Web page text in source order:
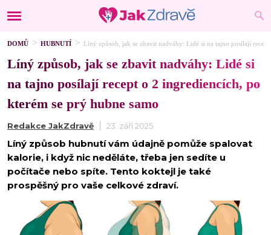
DOMŮ HUBNUTÍ Líný způsob, jak se zbavit nadváhy: Lidé si na tajno posílají
Líný způsob, jak se zbavit nadváhy: Lidé si
na tajno posílají recept o 2 ingrediencích, po
kterém se prý hubne samo
Redakce JakZdravě 23. září 2025
Líný způsob hubnutí vám údajně pomůže spalovat
kalorie, i když nic neděláte, třeba jen sedíte u
počítače nebo spíte. Tento koktejl je také
prospěšný pro vaše celkové zdraví.